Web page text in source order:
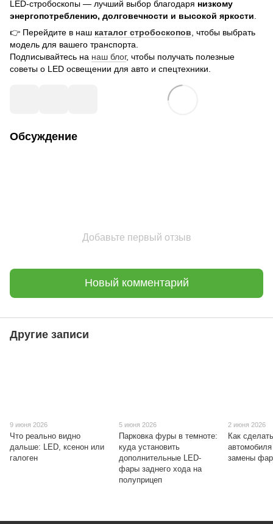
LED-стробоскопы — лучший выбор благодаря низкому
энергопотреблению, долговечности и высокой яркости
👉 Перейдите в наш каталог стробоскопов , чтобы выбрать
модель для вашего транспорта.
Подписывайтесь на наш блог, чтобы получать полезные
советы о LED освещении для авто и спецтехники.
Обсуждение
Добавьте первый отзыв
Новый комментарий
Другие записи
9 июня 2026
Что реально видно
дальше: LED, ксенон или
галоген
5 июня 2026
Парковка фуры в темноте:
куда установить
дополнительные LED-
фары заднего хода на
полуприцеп
2 июня 2026
Как
замены фар